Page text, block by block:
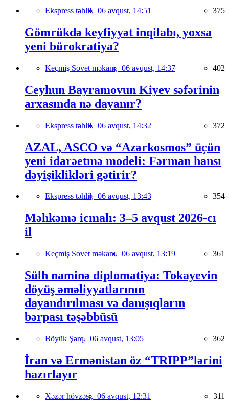
Ekspress təhlil, 06 avqust, 14:51 375
Gömrükdə keyfiyyət inqilabı, yoxsa
yeni bürokratiya?
Keçmiş Sovet məkanı, 06 avqust, 14:37 402
Ceyhun Bayramovun Kiyev səfərinin
arxasında nə dayanır?
Ekspress təhlil, 06 avqust, 14:32 372
AZAL, ASCO və “Azərkosmos” üçün
yeni idarəetmə modeli: Fərman hansı
dəyişiklikləri gətirir?
Ekspress təhlil, 06 avqust, 13:43 354
Məhkəmə icmalı: 3–5 avqust 2026-cı
il
Keçmiş Sovet məkanı, 06 avqust, 13:19 361
Sülh naminə diplomatiya: Tokayevin
döyüş əməliyyatlarının
dayandırılması və danışıqların
bərpası təşəbbüsü
Böyük Şərq, 06 avqust, 13:05 362
İran və Ermənistan öz “TRIPP”lərini
hazırlayır
Xəzər hövzəsi, 06 avqust, 12:31 311